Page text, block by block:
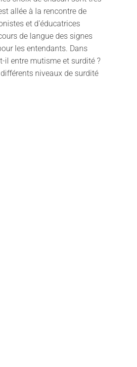
allée à la rencontre de
et d'éducatrices
de langue des signes
les entendants. Dans
il entre mutisme et surdité ?
niveaux de surdité